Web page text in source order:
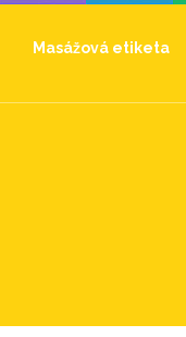
Masážová etiketa